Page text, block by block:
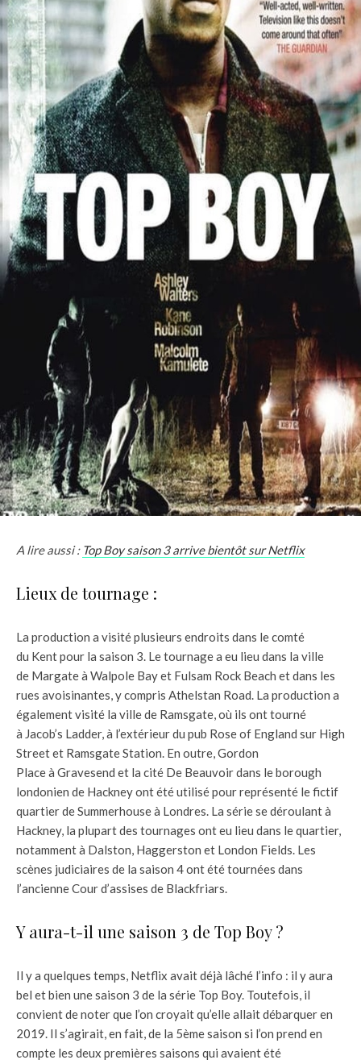
A lire aussi : Top Boy saison 3 arrive bientôt sur Netflix
Lieux de tournage :
La production a visité plusieurs endroits dans le comté
du Kent pour la saison 3. Le tournage a eu lieu dans la ville
de Margate à Walpole Bay et Fulsam Rock Beach et dans les
rues avoisinantes, y compris Athelstan Road. La production a
également visité la ville de Ramsgate, où ils ont tourné
à Jacob’s Ladder, à l’extérieur du pub Rose of England sur High
Street et Ramsgate Station. En outre, Gordon
Place à Gravesend et la cité De Beauvoir dans le borough
londonien de Hackney ont été utilisé pour représenté le fictif
quartier de Summerhouse à Londres. La série se déroulant à
Hackney, la plupart des tournages ont eu lieu dans le quartier,
notamment à Dalston, Haggerston et London Fields. Les
scènes judiciaires de la saison 4 ont été tournées dans
l’ancienne Cour d’assises de Blackfriars.
Y aura-t-il une saison 3 de Top Boy ?
Il y a quelques temps, Netflix avait déjà lâché l’info : il y aura
bel et bien une saison 3 de la série Top Boy. Toutefois, il
convient de noter que l’on croyait qu’elle allait débarquer en
2019. Il s’agirait, en fait, de la 5ème saison si l’on prend en
compte les deux premières saisons qui avaient été